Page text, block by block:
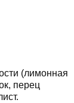
(лимонная
перец